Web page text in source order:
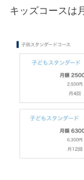
キッズコースは